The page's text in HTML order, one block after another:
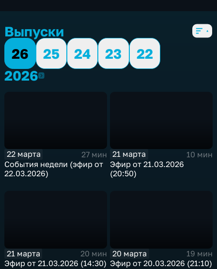
Выпуски
26
25 24 23
22
20262026
22 марта
27 мин
События недели (эфир от
22.03.2026)
21 марта
10 мин
Эфир от 21.03.2026
(20:50)
21 марта
20 мин
Эфир от 21.03.2026 (14:30)
20 марта
19 мин
Эфир от 20.03.2026 (21:10)